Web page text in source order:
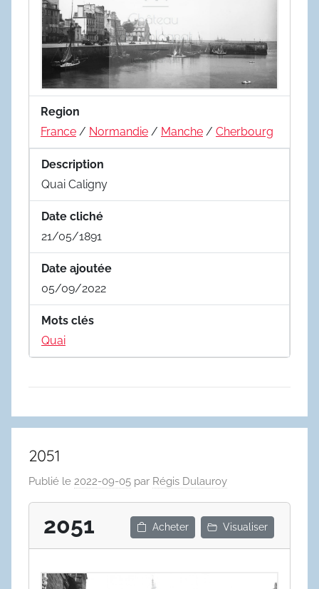
Region
France / Normandie / Manche / Cherbourg
Description
Quai Caligny
Date cliché
21/05/1891
Date ajoutée
05/09/2022
Mots clés
Quai
2051
Publié le 2022-09-05 par Régis Dulauroy
2051 Acheter Visualiser